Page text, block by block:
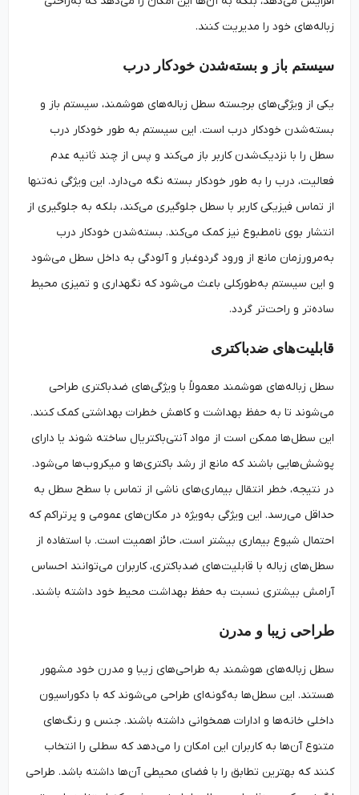
زباله‌های خود را مدیریت کنند.
سیستم باز و بسته‌شدن خودکار درب
یکی از ویژگی‌های برجسته سطل زباله‌های هوشمند، سیستم باز و
بسته‌شدن خودکار درب است. این سیستم به طور خودکار درب
سطل را با نزدیک‌شدن کاربر باز می‌کند و پس از چند ثانیه عدم
فعالیت، درب را به طور خودکار بسته نگه می‌دارد. این ویژگی نه‌تنها
از تماس فیزیکی کاربر با سطل جلوگیری می‌کند، بلکه به جلوگیری از
انتشار بوی نامطبوع نیز کمک می‌کند. بسته‌شدن خودکار درب
به‌مرورزمان مانع از ورود گردوغبار و آلودگی به داخل سطل می‌شود
و این سیستم به‌طورکلی باعث می‌شود که نگهداری و تمیزی محیط
ساده‌تر و راحت‌تر گردد.
قابلیت‌های ضدباکتری
سطل زباله‌های هوشمند معمولاً با ویژگی‌های ضدباکتری طراحی
می‌شوند تا به حفظ بهداشت و کاهش خطرات بهداشتی کمک کنند.
این سطل‌ها ممکن است از مواد آنتی‌باکتریال ساخته شوند یا دارای
پوشش‌هایی باشند که مانع از رشد باکتری‌ها و میکروب‌ها می‌شود.
در نتیجه، خطر انتقال بیماری‌های ناشی از تماس با سطح سطل به
حداقل می‌رسد. این ویژگی به‌ویژه در مکان‌های عمومی و پرتراکم که
احتمال شیوع بیماری بیشتر است، حائز اهمیت است. با استفاده از
سطل‌های زباله با قابلیت‌های ضدباکتری، کاربران می‌توانند احساس
آرامش بیشتری نسبت به حفظ بهداشت محیط خود داشته باشند.
طراحی زیبا و مدرن
سطل زباله‌های هوشمند به طراحی‌های زیبا و مدرن خود مشهور
هستند. این سطل‌ها به‌گونه‌ای طراحی می‌شوند که با دکوراسیون
داخلی خانه‌ها و ادارات همخوانی داشته باشند. جنس و رنگ‌های
متنوع آن‌ها به کاربران این امکان را می‌دهد که سطلی را انتخاب
کنند که بهترین تطابق را با فضای محیطی آن‌ها داشته باشد. طراحی